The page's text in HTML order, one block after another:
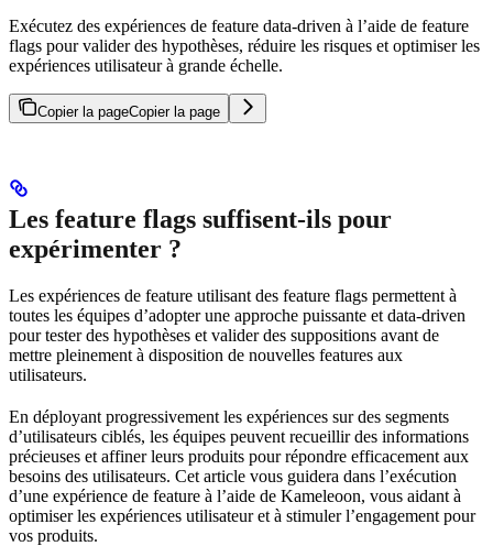
Exécutez des expériences de feature data-driven à l’aide de feature
flags pour valider des hypothèses, réduire les risques et optimiser les
expériences utilisateur à grande échelle.
Copier la pageCopier la page
Les feature flags suffisent-ils pour
expérimenter ?
Les expériences de feature utilisant des feature flags permettent à
toutes les équipes d’adopter une approche puissante et data-driven
pour tester des hypothèses et valider des suppositions avant de
mettre pleinement à disposition de nouvelles features aux
utilisateurs.
En déployant progressivement les expériences sur des segments
d’utilisateurs ciblés, les équipes peuvent recueillir des informations
précieuses et affiner leurs produits pour répondre efficacement aux
besoins des utilisateurs. Cet article vous guidera dans l’exécution
d’une expérience de feature à l’aide de Kameleoon, vous aidant à
optimiser les expériences utilisateur et à stimuler l’engagement pour
vos produits.